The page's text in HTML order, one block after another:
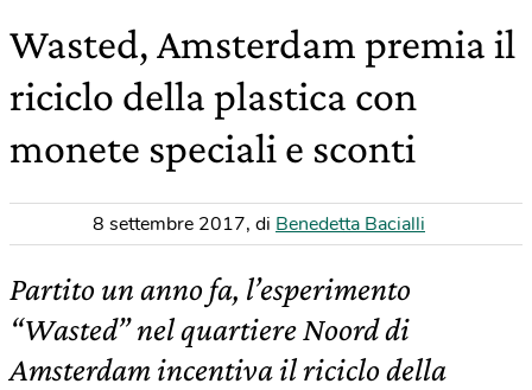
Wasted, Amsterdam premia il
riciclo della plastica con
monete speciali e sconti
8 settembre 2017, di Benedetta Bacialli
Partito un anno fa, l’esperimento
“Wasted” nel quartiere Noord di
Amsterdam incentiva il riciclo della